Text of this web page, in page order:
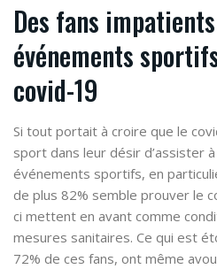
Des fans
événements
covid-19
Si tout portait à croire que le
sport dans leur désir d’assister
événements sportifs, en
de plus 82% semble prouver le
ci mettent en avant comme
mesures sanitaires. Ce qui est
72% de ces fans, ont même